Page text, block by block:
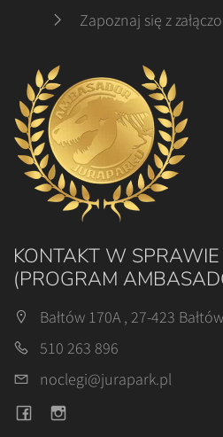
Zapoznaj się z
KONTAKT W
(PROGRAM
Bałtów 170A , 27-423 Bałtów
510 263 896
noclegi@jurapark.pl